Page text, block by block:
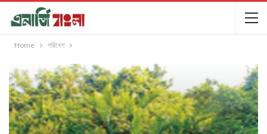
Home পরিবেশ